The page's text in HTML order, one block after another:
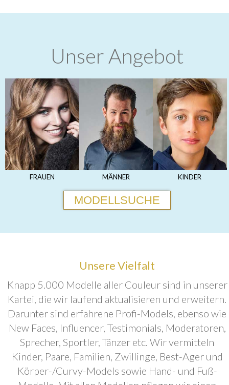
Unser Angebot
FRAUEN MÄNNER KINDER
MODELLSUCHE
Unsere Vielfalt
Knapp 5.000 Modelle aller Couleur sind in unserer
Kartei, die wir laufend aktualisieren und erweitern.
Darunter sind erfahrene Profi-Models, ebenso wie
New Faces, Influencer, Testimonials, Moderatoren,
Sprecher, Sportler, Tänzer etc. Wir vermitteln
Kinder, Paare, Familien, Zwillinge, Best-Ager und
Körper-/Curvy-Models sowie Hand- und Fuß-